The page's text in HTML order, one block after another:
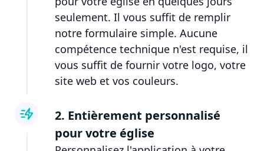
seulement. Il vous suffit de remplir
notre formulaire simple. Aucune
compétence technique n'est requise, il
vous suffit de fournir votre logo, votre
site web et vos couleurs.
2. Entièrement personnalisé
pour votre église